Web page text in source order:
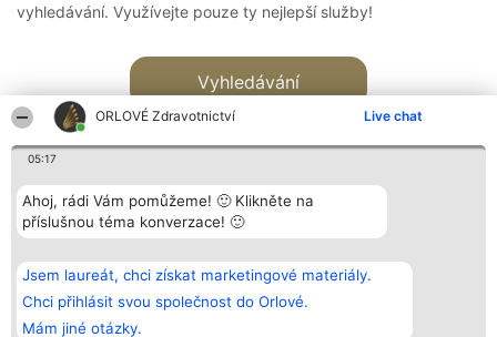
ORLOVÉ Zdravotnictví Live chat
05:17
Ahoj, rádi Vám pomůžeme! 🙂 Klikněte na
příslušnou téma konverzace! 🙂
Jsem laureát, chci získat marketingové materiály.
Chci přihlásit svou společnost do Orlové.
Mám jiné otázky.
vyhledávání. Využívejte pouze ty nejlepší služby!
Vyhledávání
Bright Side Solutions sp. z o.
o. sp. k.
ul. Ruska 22
Wrocław 50-079
KRS 0000749100 | Regon
Vítězové
Seznam všech
laureátů
Zásady
Kontakt